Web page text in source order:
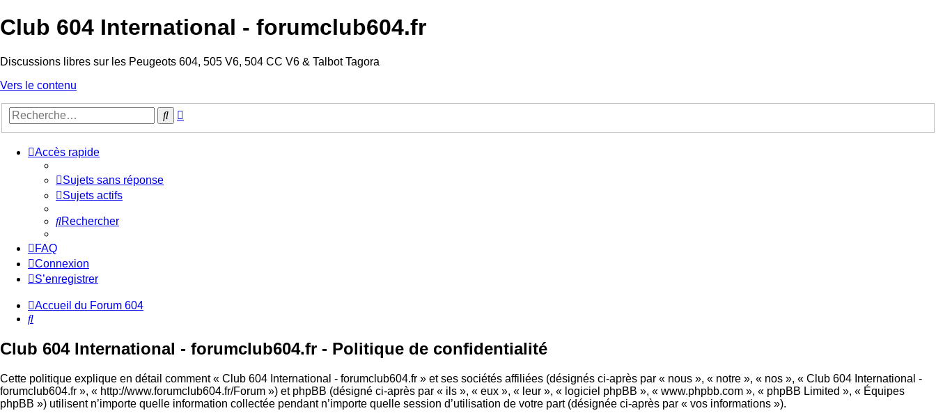
Club 604 International - forumclub604.fr
Discussions libres sur les Peugeots 604, 505 V6, 504 CC V6 & Talbot Tagora
Vers le contenu
Rechercher
Accès rapide
Sujets sans réponse
Sujets actifs
Rechercher
FAQ
Connexion
S’enregistrer
Accueil du Forum 604
Rechercher
Club 604 International - forumclub604.fr - Politique de confidentialité
Cette politique explique en détail comment « Club 604 International - forumclub604.fr » et ses sociétés affiliées (désignés ci-après par « nous », « notre », « nos », « Club 604 International -
forumclub604.fr », « http://www.forumclub604.fr/Forum ») et phpBB (désigné ci-après par « ils », « eux », « leur », « logiciel phpBB », « www.phpbb.com », « phpBB Limited », « Équipes
phpBB ») utilisent n’importe quelle information collectée pendant n’importe quelle session d’utilisation de votre part (désignée ci-après par « vos informations »).